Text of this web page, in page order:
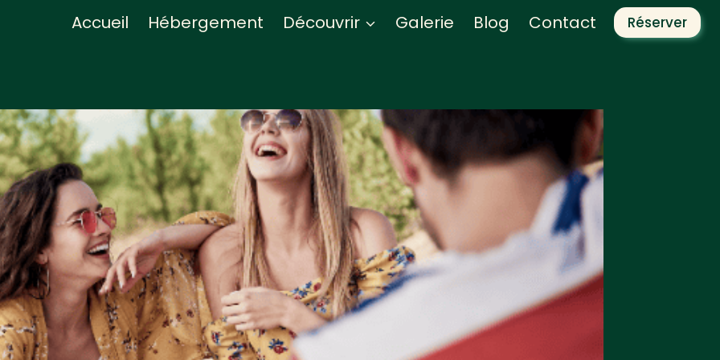
Accueil Hébergement Découvrir Galerie Blog Contact Réserver